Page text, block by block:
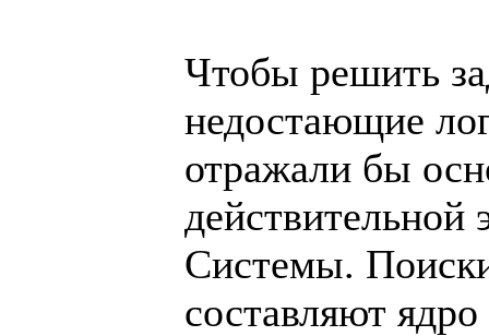
Чтобы решить
недостающие
отражали бы
Системы.
составляют